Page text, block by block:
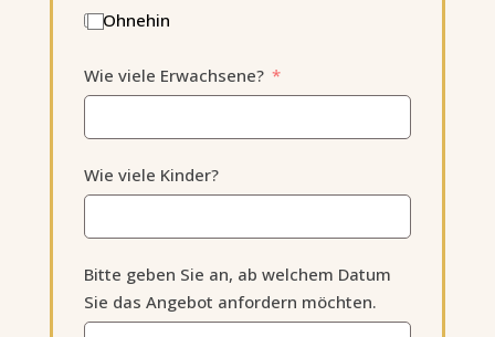
Ohnehin
Wie viele Erwachsene?
Wie viele Kinder?
Bitte geben Sie an, ab welchem Datum
Sie das Angebot anfordern möchten.